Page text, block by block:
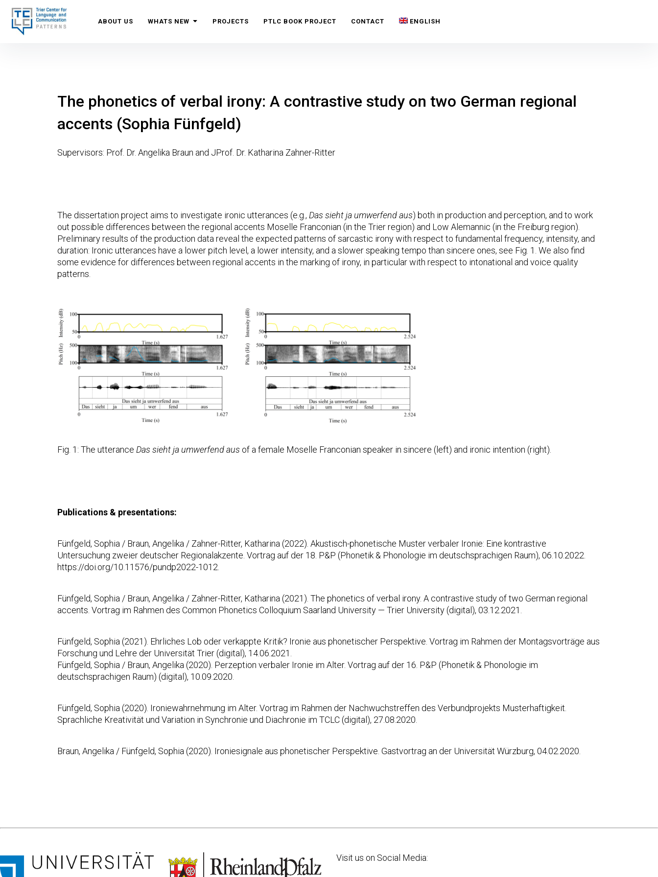
content
Trier Center for Language and Communication (TCLC)
Trier University ABOUT US WHATS NEW PROJECTS PTLC BOOK PROJECT CONTACT ENGLISH
The phonetics of verbal irony: A contrastive study on two German regional
accents (Sophia Fünfgeld)
Supervisors: Prof. Dr. Angelika Braun and JProf. Dr. Katharina Zahner-Ritter
The dissertation project aims to investigate ironic utterances (e.g., Das sieht ja umwerfend aus) both in production and perception, and to work
out possible differences between the regional accents Moselle Franconian (in the Trier region) and Low Alemannic (in the Freiburg region).
Preliminary results of the production data reveal the expected patterns of sarcastic irony with respect to fundamental frequency, intensity, and
duration: Ironic utterances have a lower pitch level, a lower intensity, and a slower speaking tempo than sincere ones, see Fig. 1. We also find
some evidence for differences between regional accents in the marking of irony, in particular with respect to intonational and voice quality
patterns.
Fig. 1: The utterance Das sieht ja umwerfend aus of a female Moselle Franconian speaker in sincere (left) and ironic intention (right).
Publications & presentations:
Fünfgeld, Sophia / Braun, Angelika / Zahner-Ritter, Katharina (2022). Akustisch-phonetische Muster verbaler Ironie: Eine kontrastive
Untersuchung zweier deutscher Regionalakzente. Vortrag auf der 18. P&P (Phonetik & Phonologie im deutschsprachigen Raum), 06.10.2022.
https://doi.org/10.11576/pundp2022-1012.
Fünfgeld, Sophia / Braun, Angelika / Zahner-Ritter, Katharina (2021). The phonetics of verbal irony. A contrastive study of two German regional
accents. Vortrag im Rahmen des Common Phonetics Colloquium Saarland University — Trier University (digital), 03.12.2021.
Fünfgeld, Sophia (2021). Ehrliches Lob oder verkappte Kritik? Ironie aus phonetischer Perspektive. Vortrag im Rahmen der Montagsvorträge aus
Forschung und Lehre der Universität Trier (digital), 14.06.2021.
Fünfgeld, Sophia / Braun, Angelika (2020). Perzeption verbaler Ironie im Alter. Vortrag auf der 16. P&P (Phonetik & Phonologie im
deutschsprachigen Raum) (digital), 10.09.2020.
Fünfgeld, Sophia (2020). Ironiewahrnehmung im Alter. Vortrag im Rahmen der Nachwuchstreffen des Verbundprojekts Musterhaftigkeit.
Sprachliche Kreativität und Variation in Synchronie und Diachronie im TCLC (digital), 27.08.2020.
Braun, Angelika / Fünfgeld, Sophia (2020). Ironiesignale aus phonetischer Perspektive. Gastvortrag an der Universität Würzburg, 04.02.2020.
Visit us on Social Media: